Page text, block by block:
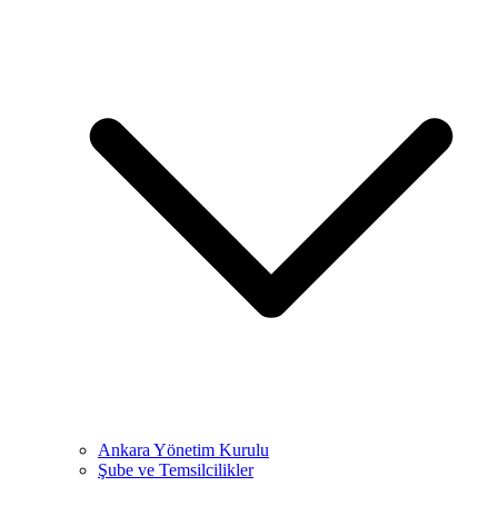
Ankara Yönetim Kurulu
Şube ve Temsilcilikler